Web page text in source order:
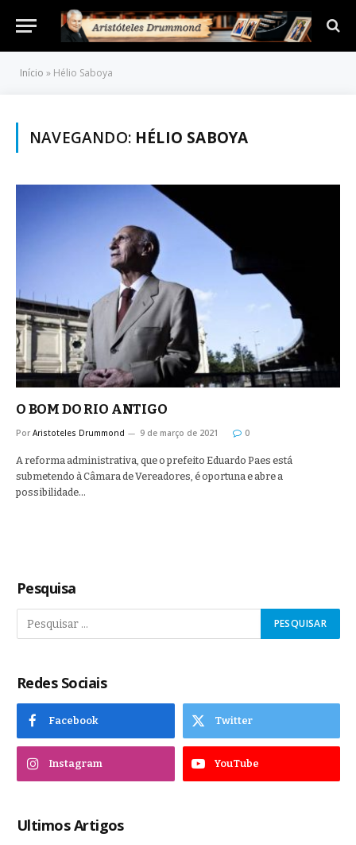
Início » Hélio Saboya
NAVEGANDO: HÉLIO SABOYA
O BOM DO RIO ANTIGO
Por Aristoteles Drummond 9 de março de 2021 0
A reforma administrativa, que o prefeito Eduardo Paes está
submetendo à Câmara de Vereadores, é oportuna e abre a
possibilidade…
Pesquisa
Redes Sociais
Facebook Twitter
Instagram YouTube
Ultimos Artigos